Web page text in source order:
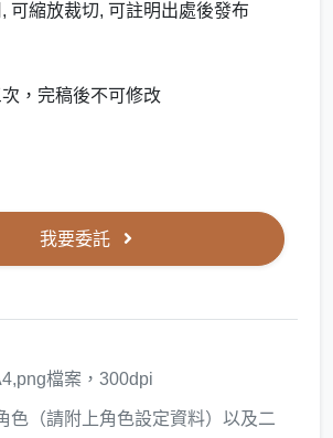
可縮放裁切, 可註明出處後發布
，完稿後不可修改
我要委託
檔案，300dpi
色（請附上角色設定資料）以及二